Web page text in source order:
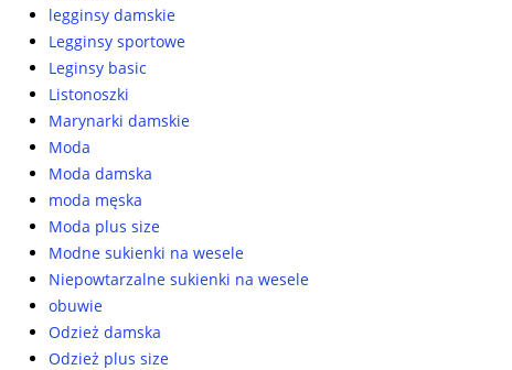
legginsy damskie
Legginsy sportowe
Leginsy basic
Listonoszki
Marynarki damskie
Moda
Moda damska
moda męska
Moda plus size
Modne sukienki na wesele
Niepowtarzalne sukienki na wesele
obuwie
Odzież damska
Odzież plus size